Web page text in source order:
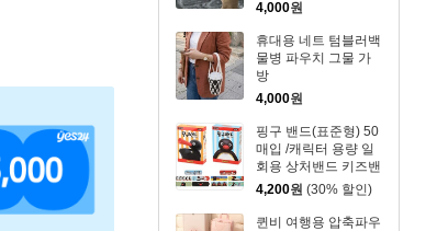
4,000원
휴대용 네트 텀블러백
물병 파우치 그물 가
방
4,000원
핑구 밴드(표준형) 50
매입 /캐릭터 용량 일
회용 상처밴드 키즈밴
드
4,200원 (30% 할인)
퀸비 여행용 압축파우